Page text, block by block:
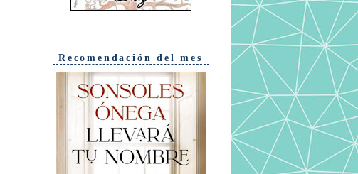
Recomendación del mes